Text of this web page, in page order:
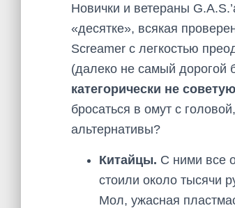
Новички и ветераны
«десятке», всякая
Screamer с легкостью
(далеко не самый дорогой
категорически не советую
бросаться в омут с
альтернативы?
Китайцы. С ними все
стоили около тысячи
Мол, ужасная